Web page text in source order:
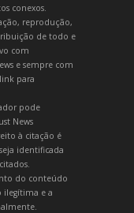
conexos.
reprodução,
de todo e
com
e sempre com
para
pode
News
à citação é
identificada
do conteúdo
ilegítima e a